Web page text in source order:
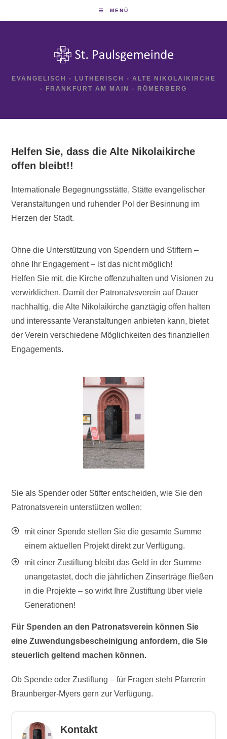
MENÜ
EVANGELISCH - LUTHERISCH - ALTE NIKOLAIKIRCHE
- FRANKFURT AM MAIN - RÖMERBERG
Helfen Sie, dass die Alte Nikolaikirche
offen bleibt!!
Internationale Begegnungsstätte, Stätte evangelischer
Veranstaltungen und ruhender Pol der Besinnung im
Herzen der Stadt.
Ohne die Unterstützung von Spendern und Stiftern –
ohne Ihr Engagement – ist das nicht möglich!
Helfen Sie mit, die Kirche offenzuhalten und Visionen zu
verwirklichen. Damit der Patronatvsverein auf Dauer
nachhaltig, die Alte Nikolaikirche ganztägig offen halten
und interessante Veranstaltungen anbieten kann, bietet
der Verein verschiedene Möglichkeiten des finanziellen
Engagements.
Sie als Spender oder Stifter entscheiden, wie Sie den
Patronatsverein unterstützen wollen:
mit einer Spende stellen Sie die gesamte Summe
einem aktuellen Projekt direkt zur Verfügung.
mit einer Zustiftung bleibt das Geld in der Summe
unangetastet, doch die jährlichen Zinserträge fließen
in die Projekte – so wirkt Ihre Zustiftung über viele
Generationen!
Für Spenden an den Patronatsverein können Sie
eine Zuwendungsbescheinigung anfordern, die Sie
steuerlich geltend machen können.
Ob Spende oder Zustiftung – für Fragen steht Pfarrerin
Braunberger-Myers gern zur Verfügung.
Kontakt